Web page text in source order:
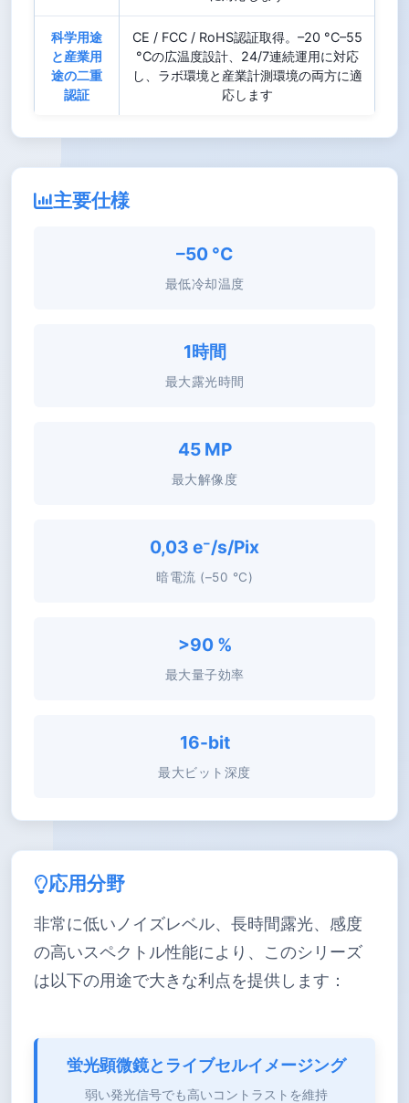
科学用途
と産業用
途の二重
認証
CE / FCC / RoHS認証取得。–20 °C–55
°Cの広温度設計、24/7連続運用に対応
し、ラボ環境と産業計測環境の両方に適
応します
主要仕様
–50 °C
最低冷却温度
1時間
最大露光時間
45 MP
最大解像度
0,03 e⁻/s/Pix
暗電流 (–50 °C)
>90 %
最大量子効率
16-bit
最大ビット深度
応用分野
非常に低いノイズレベル、長時間露光、感度
の高いスペクトル性能により、このシリーズ
は以下の用途で大きな利点を提供します：
蛍光顕微鏡とライブセルイメージング
弱い発光信号でも高いコントラストを維持